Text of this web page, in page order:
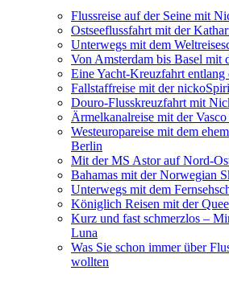
Flussreise auf der Seine mit
Ostseeflussfahrt mit der
Unterwegs mit dem
Von Amsterdam bis Basel mit
Eine Yacht-Kreuzfahrt
Fallstaffreise mit der
Douro-Flusskreuzfahrt mit
Ärmelkanalreise mit der Vasco
Westeuropareise mit dem
Berlin
Mit der MS Astor auf Nord-
Bahamas mit der Norwegian
Unterwegs mit dem
Königlich Reisen mit der
Kurz und fast schmerzlos –
Luna
Was Sie schon immer über
wollten